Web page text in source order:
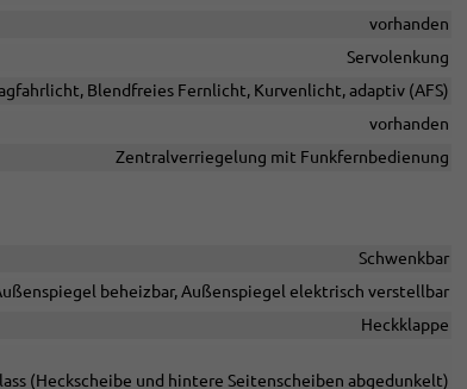
vorhanden
Servolenkung
Blendfreies Fernlicht, Kurvenlicht, adaptiv (AFS)
vorhanden
Zentralverriegelung mit Funkfernbedienung
Schwenkbar
beheizbar, Außenspiegel elektrisch verstellbar
Heckklappe
(Heckscheibe und hintere Seitenscheiben abgedunkelt)